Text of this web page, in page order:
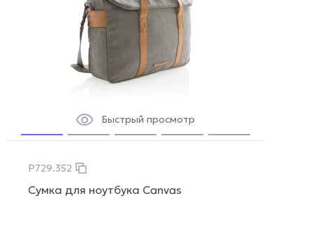
Быстрый просмотр
P729.352
Сумка для ноутбука Canvas